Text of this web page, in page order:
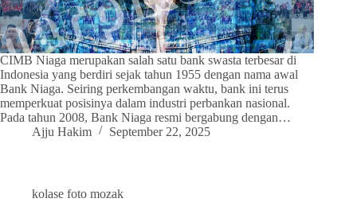
CIMB Niaga merupakan salah satu bank swasta terbesar di
Indonesia yang berdiri sejak tahun 1955 dengan nama awal
Bank Niaga. Seiring perkembangan waktu, bank ini terus
memperkuat posisinya dalam industri perbankan nasional.
Pada tahun 2008, Bank Niaga resmi bergabung dengan…
Ajju Hakim
September 22, 2025
kolase foto mozak